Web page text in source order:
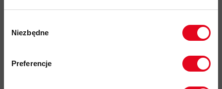
zgody
Niezbędne
Preferencje
elementy odblaskowe zwiększające widoczność po zmroku
materiały pochodzące z
recyklingu, certyfikat bluesing